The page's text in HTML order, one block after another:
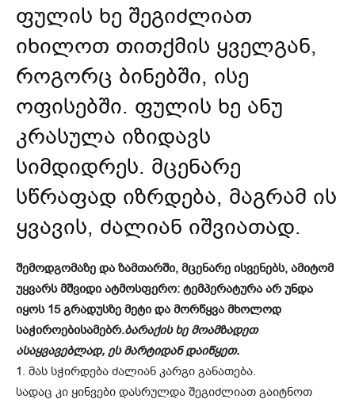
ფულის ხე შეგიძლიათ
იხილოთ თითქმის ყველგან,
როგორც ბინებში, ისე
ოფისებში. ფულის ხე ანუ
კრასულა იზიდავს
სიმდიდრეს. მცენარე
სწრაფად იზრდება, მაგრამ ის
ყვავის, ძალიან იშვიათად.
შემოდგომაზე და ზამთარში, მცენარე ისვენებს, ამიტომ
უყვარს მშვიდი ატმოსფერო: ტემპერატურა არ უნდა
იყოს 15 გრადუსზე მეტი და მორწყვა მხოლოდ
საჭიროებისამებრ.ბარაქის ხე მოამზადეთ
ასაყვავებლად, ეს მარტიდან დაიწყეთ.
1. მას სჭირდება ძალიან კარგი განათება.
სადაც კი ყინვები დასრულდა შეგიძლიათ გაიტნოთ